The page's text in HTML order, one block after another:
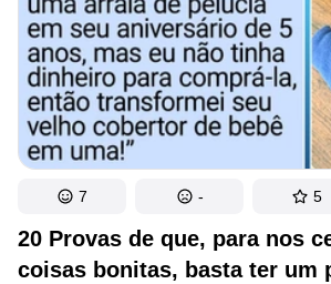
20 Provas de que, para nos
coisas bonitas, basta ter um
7 - 5